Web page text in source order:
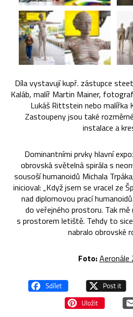
Díla vystavují kupř. zástupce
Kaláb, malíř Martin Mainer,
Lukáš Rittstein nebo malířka
Zastoupeny jsou také
instalace a
Dominantními prvky hlavní
obrovská světelná spirála s
sousoší humanoidů Michala
inicioval: „Když jsem se vracel ze
nad diplomovou prací
do veřejného prostoru. Tak
s prostorem letiště. Tehdy to
nabralo obrovské
Foto:Aeronále